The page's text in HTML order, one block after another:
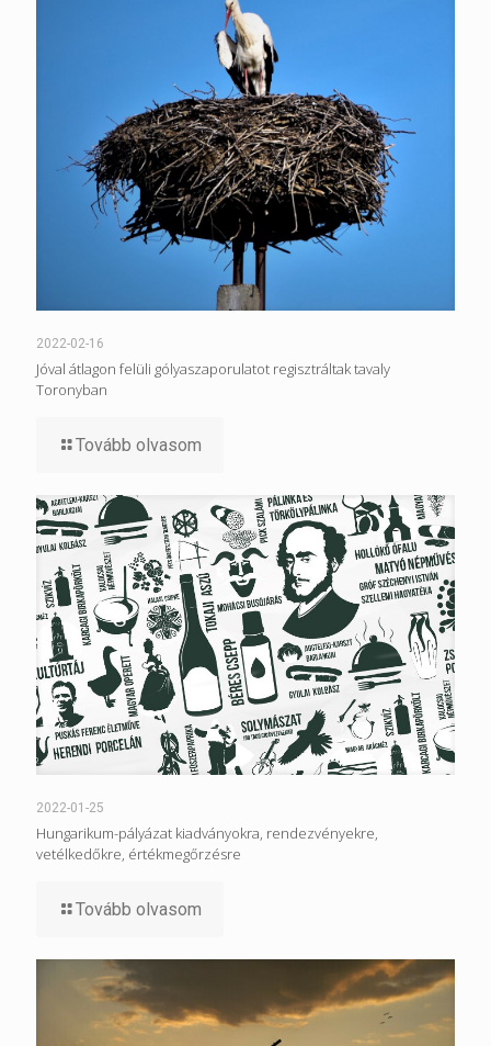
2022-02-16
Jóval átlagon felüli gólyaszaporulatot regisztráltak tavaly
Toronyban
Tovább olvasom
2022-01-25
Hungarikum-pályázat kiadványokra, rendezvényekre,
vetélkedőkre, értékmegőrzésre
Tovább olvasom